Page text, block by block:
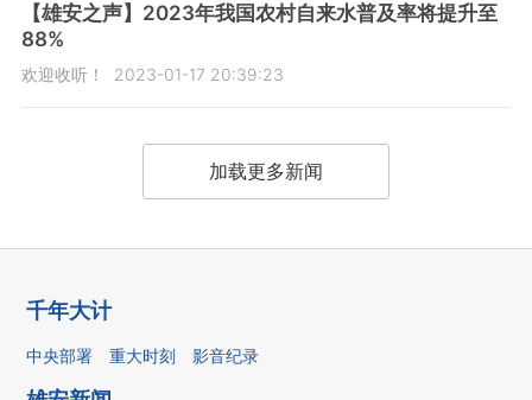
【雄安之声】2023年我国农村自来水普及率将提升至
88%
欢迎收听！ 2023-01-17 20:39:23
加载更多新闻
千年大计
中央部署 重大时刻 影音纪录